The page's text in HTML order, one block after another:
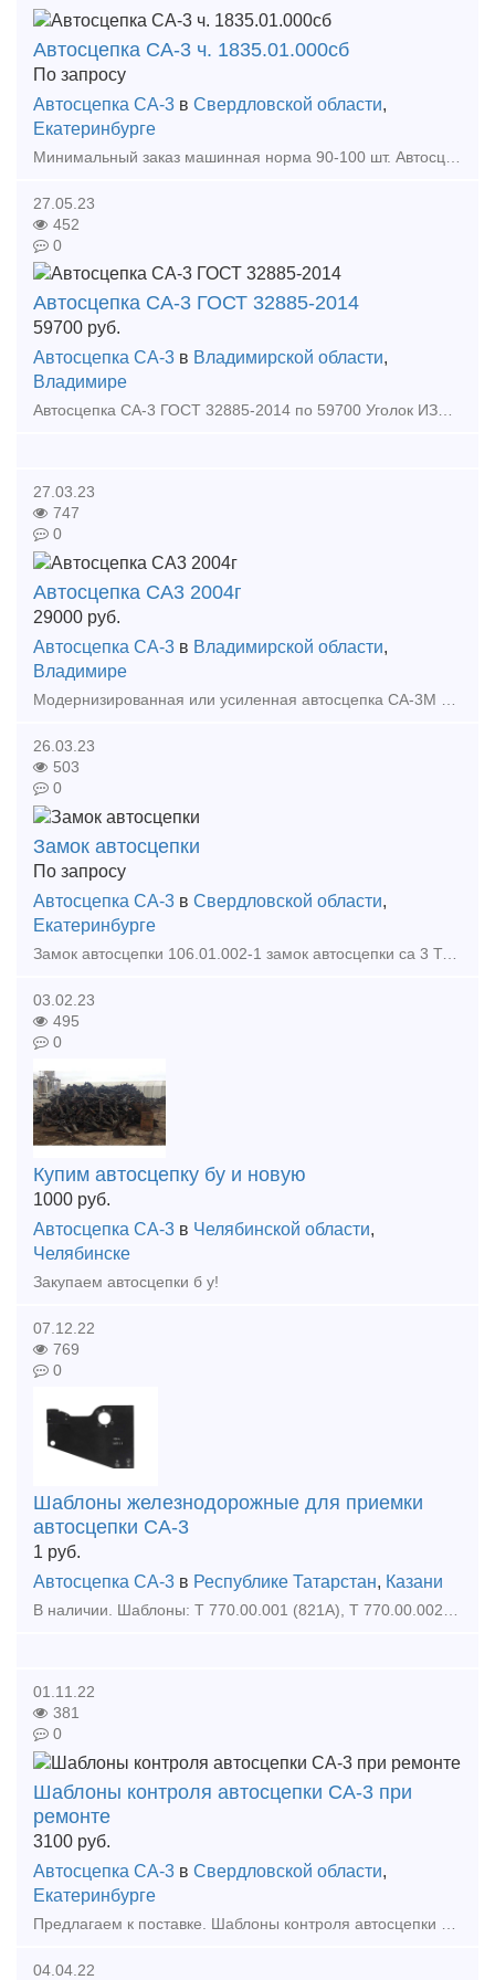
Автосцепка СА-3 ч. 1835.01.000сб
По запросу
Автосцепка СА-3 в Свердловской области,
Екатеринбурге
27.05.23
452
0
Автосцепка СА-3 ГОСТ 32885-2014
59700 руб.
Автосцепка СА-3 в Владимирской области,
Владимире
Автосцепка СА-3 ГОСТ 32885-2014 по 59700 Уголок ИЗОЛИРУЮЩИЙ арс -110000шт по 8,5 руб Скрепление АРС - 15000компл по 690 рубкомплект на шпалу Клемма арс - 60000шт по 78 руб Подк
27.03.23
747
0
Автосцепка СА3 2004г
29000 руб.
Автосцепка СА-3 в Владимирской области,
Владимире
Модернизированная или усиленная автосцепка СА-3М по проекту 518 применяется на тяжеловесном железнодорожном транспорте. Эта сцепка взаимосцепляемая с обычной автосцепкой 106.01.001-00/05, но
26.03.23
503
0
Замок автосцепки
По запросу
Автосцепка СА-3 в Свердловской области,
Екатеринбурге
Замок автосцепки 106.01.002-1 замок автосцепки са 3 Тип предложения: предлагаю продукцию, услугу
03.02.23
495
0
Купим автосцепку бу и новую
1000 руб.
Автосцепка СА-3 в Челябинской области,
Челябинске
Закупаем автосцепки б у!
07.12.22
769
0
Шаблоны железнодорожные для приемки
автосцепки СА-3
1 руб.
Автосцепка СА-3 в Республике Татарстан, Казани
01.11.22
381
0
Шаблоны контроля автосцепки СА-3 при
ремонте
3100 руб.
Автосцепка СА-3 в Свердловской области,
Екатеринбурге
04.04.22